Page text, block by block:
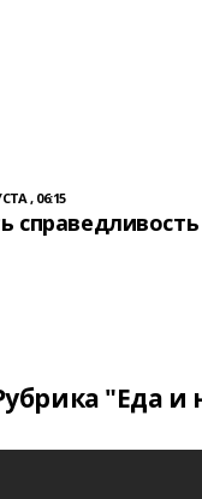
, 06:15
справедливость
"Еда и